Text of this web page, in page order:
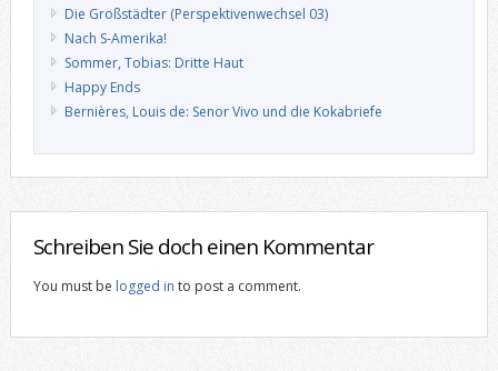
Die Großstädter (Perspektivenwechsel 03)
Nach S-Amerika!
Sommer, Tobias: Dritte Haut
Happy Ends
Bernières, Louis de: Senor Vivo und die Kokabriefe
Schreiben Sie doch einen Kommentar
You must be logged in to post a comment.